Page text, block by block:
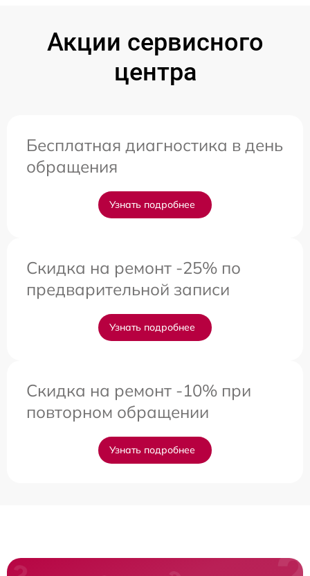
Акции сервисного
центра
Бесплатная диагностика в день
обращения
Узнать подробнее
Скидка на ремонт -25% по
предварительной записи
Узнать подробнее
Скидка на ремонт -10% при
повторном обращении
Узнать подробнее